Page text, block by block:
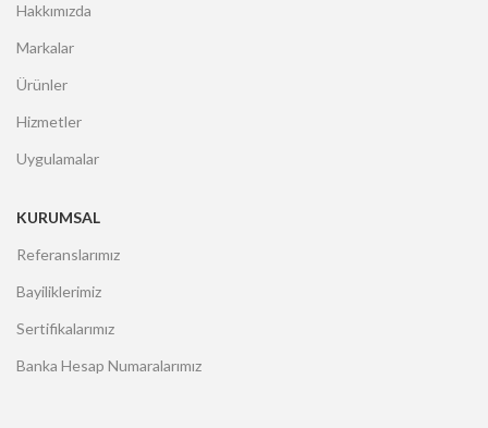
Hakkımızda
Markalar
Ürünler
Hizmetler
Uygulamalar
KURUMSAL
Referanslarımız
Bayiliklerimiz
Sertifikalarımız
Banka Hesap Numaralarımız